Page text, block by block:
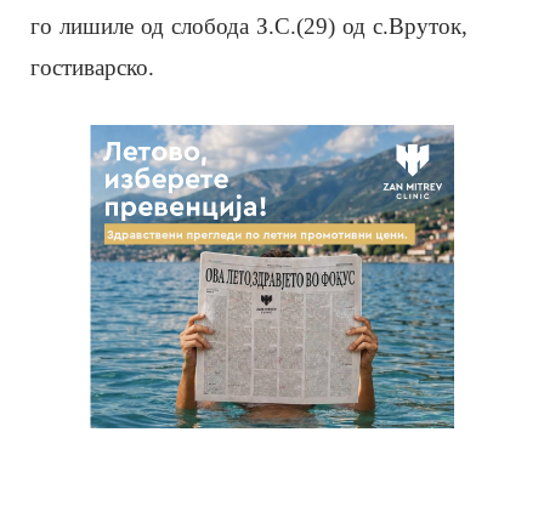
го лишиле од слобода З.С.(29) од с.Вруток,
гостиварско.